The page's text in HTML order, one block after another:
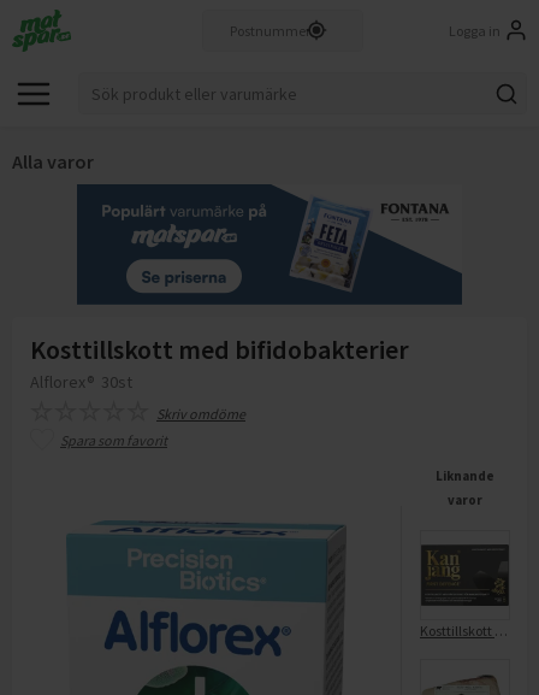
Logga in
Alla varor
Kosttillskott med bifidobakterier
Alflorex® 30st
Skriv omdöme
Spara som favorit
Liknande
varor
Kosttillskott För Immunförsvaret 30-p